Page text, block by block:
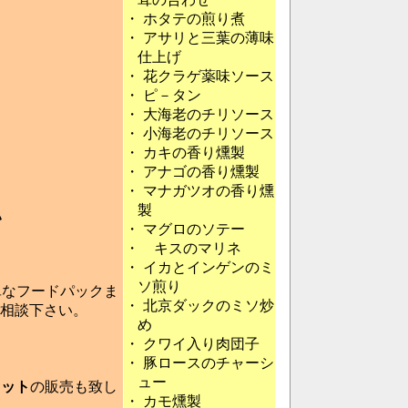
フードパックま
談下さい。
トの販売も致し
・ ホタテの煎り煮
・ アサリと三葉の薄味
仕上げ
・ 花クラゲ薬味ソース
・
ピ－タン
・ 大海老のチリソース
・ 小海老のチリソース
・
カキの香り燻製
・ アナゴの香り燻製
・ マナガツオの香り燻
製
・ マグロのソテー
・ キスのマリネ
・ イカとインゲンのミ
ソ煎り
・ 北京ダックのミソ炒
め
・
クワイ入り肉団子
・ 豚ロースのチャーシ
ュー
・
カモ燻製